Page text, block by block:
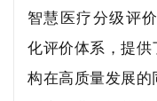
智慧医疗分级评
化评价体系，提
构在高质量发展